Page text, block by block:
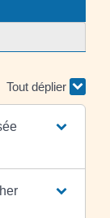
Tout déplier